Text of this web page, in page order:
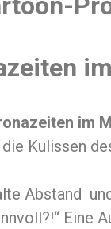
im
Kulissen
Abstand
Eine